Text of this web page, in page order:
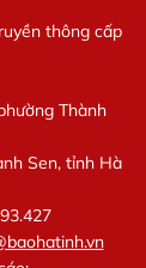
thông cấp
Thành
Sen, tỉnh Hà